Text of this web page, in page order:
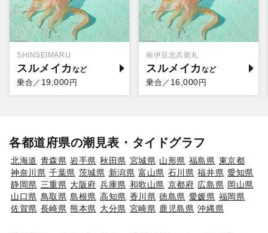
SHINSEIMARU
スルメイカ
乗合／ 19,000円
南伊豆忠兵衛丸
スルメイカ
乗合／ 16,000円
各都道府県の潮見表・タイドグラフ
北海道 青森県 岩手県 秋田県 宮城県 山形県 福島県 東京都
神奈川県 千葉県 茨城県 新潟県 富山県 石川県 福井県 愛知県
静岡県 三重県 大阪府 兵庫県 和歌山県 京都府 広島県 岡山県
山口県 鳥取県 島根県 高知県 香川県 徳島県 愛媛県 福岡県
佐賀県 長崎県 熊本県 大分県 宮崎県 鹿児島県 沖縄県